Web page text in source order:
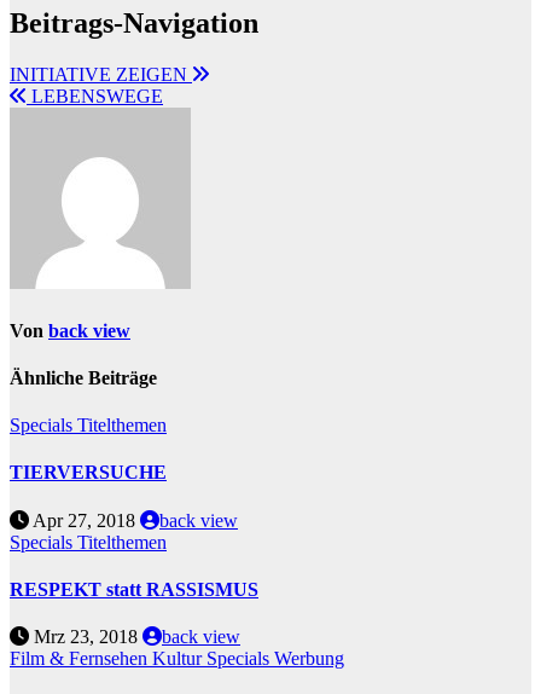
Beitrags-Navigation
INITIATIVE ZEIGEN
LEBENSWEGE
Von back view
Ähnliche Beiträge
Specials Titelthemen
TIERVERSUCHE
Apr 27, 2018
back view
Specials Titelthemen
RESPEKT statt RASSISMUS
Mrz 23, 2018
back view
Film & Fernsehen Kultur Specials Werbung